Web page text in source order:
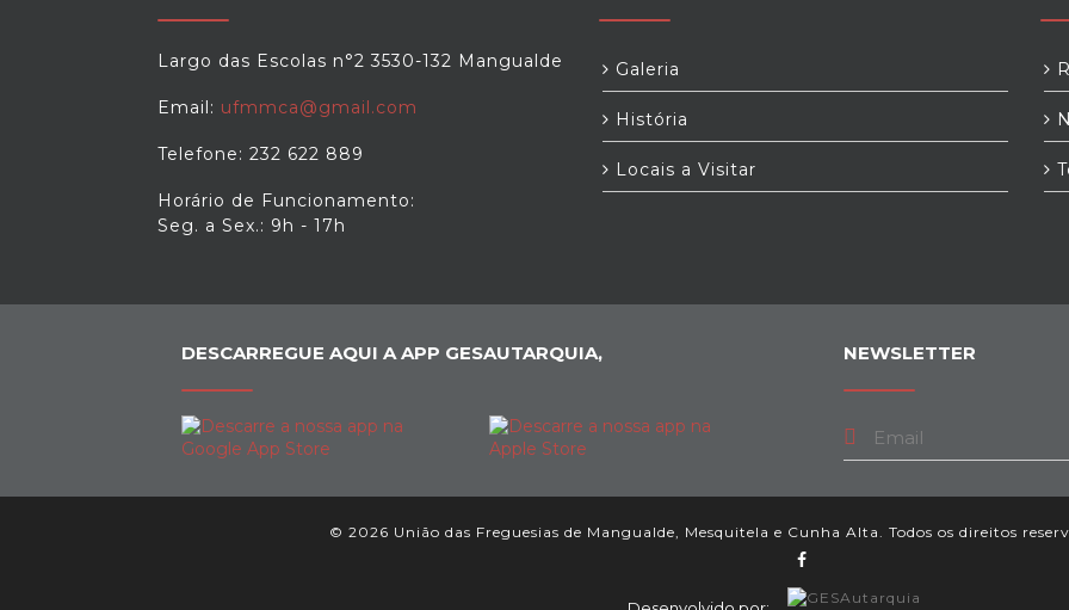
Largo das Escolas n°2 3530-132 Mangualde
Email: ufmmca@gmail.com
Telefone: 232 622 889
Horário de Funcionamento:
Seg. a Sex.: 9h - 17h
Galeria
História
Locais a Visitar
DESCARREGUE AQUI A APP GESAUTARQUIA, NEWSLETTER
© 2026 União das Freguesias de Mangualde, Mesquitela e Cunha Alta. Todos os direitos